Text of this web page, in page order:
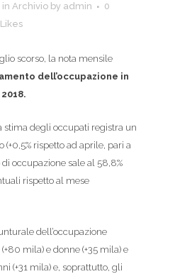
in Archivio by admin
0
Likes
scorso, la nota mensile
dell’occupazione in
stima degli occupati registra un
(+0,5% rispetto ad aprile, pari a
di occupazione sale al 58,8%
rispetto al mese
dell’occupazione
mila) e donne (+35 mila) e
(+31 mila) e, soprattutto, gli